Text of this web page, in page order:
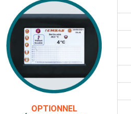
OPTIONNEL